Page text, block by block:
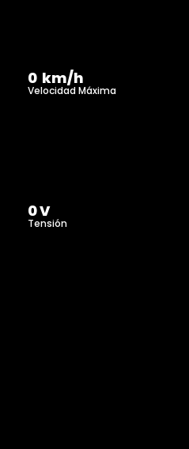
0 V
Tensión
0
  km/h
Velocidad Máxima